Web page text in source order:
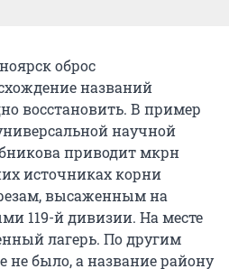
оброс
названий
восстановить. В пример
научной
приводит мкрн
источниках корни
высаженным на
119-й дивизии. На месте
лагерь. По другим
было, а название району